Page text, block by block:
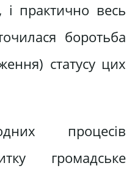
і практично весь
боротьба
статусу цих
процесів
громадське